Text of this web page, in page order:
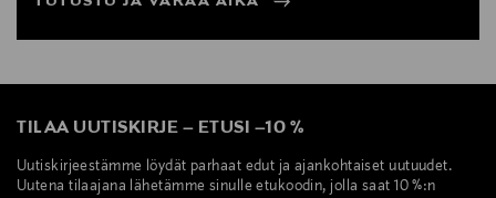
TILAA UUTISKIRJE – ETUSI –10 %
Uutiskirjeestämme löydät parhaat edut ja ajankohtaiset uutuudet.
Uutena tilaajana lähetämme sinulle etukoodin, jolla saat 10 %:n